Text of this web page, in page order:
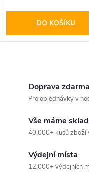
DO KOŠÍKU
Doprava zdarma
Pro objednávky v
Vše máme
40.000+ kusů zboží
Výdejní místa
12.000+ výdejních